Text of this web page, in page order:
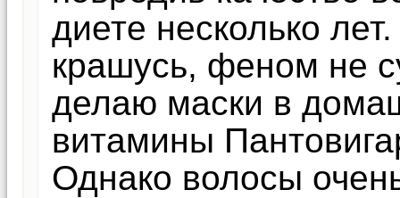
диете несколько
крашусь, феном не
делаю маски в
витамины
Однако волосы